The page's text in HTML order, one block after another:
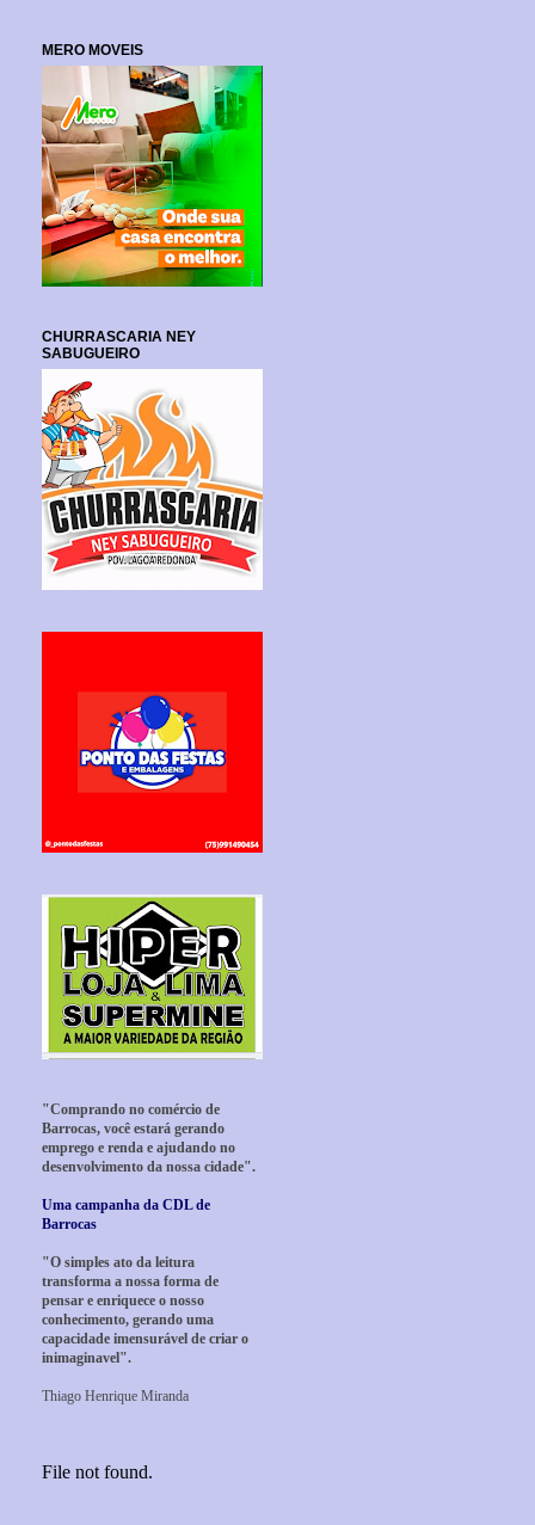
MERO MOVEIS
CHURRASCARIA NEY
SABUGUEIRO
"Comprando no comércio de
Barrocas, você estará gerando
emprego e renda e ajudando no
desenvolvimento da nossa cidade".
Uma campanha da CDL de
Barrocas
"O simples ato da leitura
transforma a nossa forma de
pensar e enriquece o nosso
conhecimento, gerando uma
capacidade imensurável de criar o
inimaginavel".
Thiago Henrique Miranda